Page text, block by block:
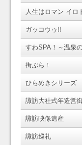
人生はロマン イロ
ガッコウゥ!!
すわSPA！～温泉
街ぶら！
ひらめきシリーズ
諏訪大社式年造営
諏訪映像遺産
諏訪巡礼